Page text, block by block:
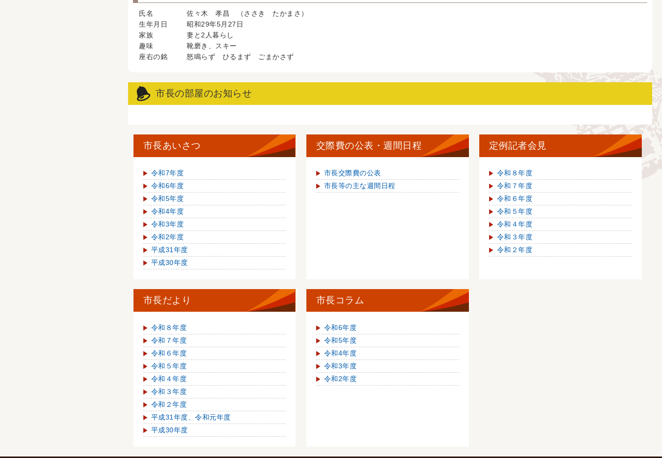
氏名
佐々木 孝昌 （ささき たかまさ）
生年月日
昭和29年5月27日
家族
妻と2人暮らし
趣味
靴磨き、スキー
座右の銘
怒鳴らず ひるまず ごまかさず
市長の部屋のお知らせ
市長あいさつ
令和7年度
令和6年度
令和5年度
令和4年度
令和3年度
令和2年度
平成31年度
平成30年度
交際費の公表・週間日程
市長交際費の公表
市長等の主な週間日程
定例記者会見
令和８年度
令和７年度
令和６年度
令和５年度
令和４年度
令和３年度
令和２年度
市長だより
令和８年度
令和７年度
令和６年度
令和５年度
令和４年度
令和３年度
令和２年度
平成31年度、令和元年度
平成30年度
市長コラム
令和6年度
令和5年度
令和4年度
令和3年度
令和2年度